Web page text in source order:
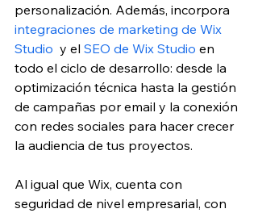
personalización. Además, incorpora
integraciones de marketing de Wix
Studio y el SEO de Wix Studio en
todo el ciclo de desarrollo: desde la
optimización técnica hasta la gestión
de campañas por email y la conexión
con redes sociales para hacer crecer
la audiencia de tus proyectos.
Al igual que Wix, cuenta con
seguridad de nivel empresarial, con